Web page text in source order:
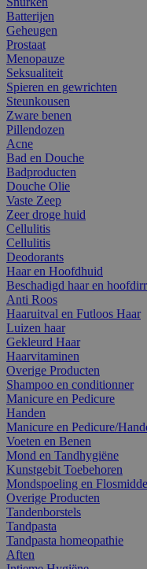
Batterijen
Geheugen
Prostaat
Menopauze
Seksualiteit
Spieren en gewrichten
Steunkousen
Zware benen
Pillendozen
Acne
Bad en Douche
Badproducten
Douche Olie
Vaste Zeep
Zeer droge huid
Cellulitis
Cellulitis
Deodorants
Haar en Hoofdhuid
Beschadigd haar en
Anti Roos
Haaruitval en Futloos Haar
Luizen haar
Gekleurd Haar
Haarvitaminen
Overige Producten
Shampoo en conditionner
Manicure en Pedicure
Handen
Manicure en Pedicure/
Voeten en Benen
Mond en Tandhygiëne
Kunstgebit Toebehoren
Mondspoeling en
Overige Producten
Tandenborstels
Tandpasta
Tandpasta homeopathie
Aften